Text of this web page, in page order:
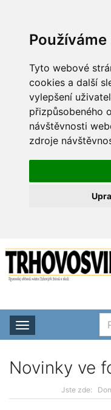
Tyto webové
cookies a další
vylepšení
přizpůsobeného
návštěvnosti
zdroje
Rozbalit
Novinky ve
Jste zde: